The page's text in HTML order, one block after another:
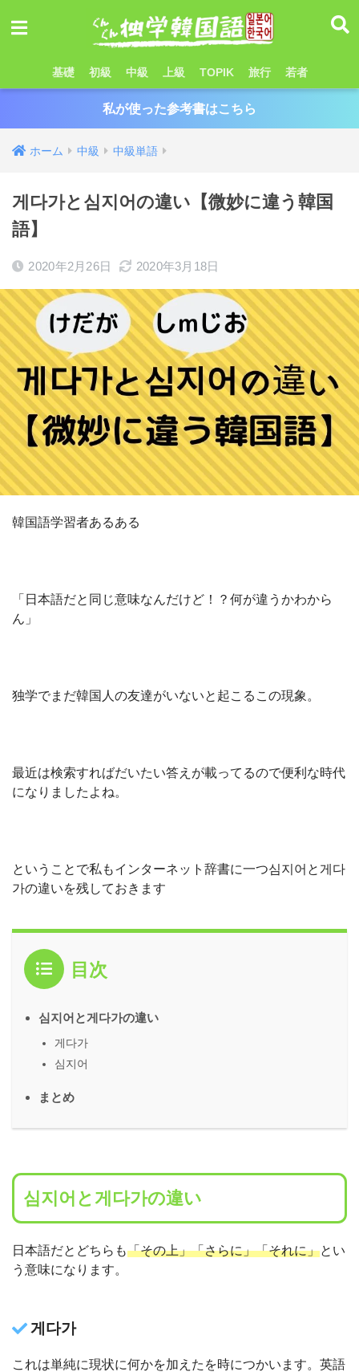
基礎 初級 中級 上級 TOPIK 旅行 若者
私が使った参考書はこちら
ホーム 中級 中級単語
게다가と심지어の違い【微妙に違う韓国
語】
2020年2月26日 2020年3月18日
韓国語学習者あるある
「日本語だと同じ意味なんだけど！？何が違うかわから
ん」
独学でまだ韓国人の友達がいないと起こるこの現象。
最近は検索すればだいたい答えが載ってるので便利な時代
になりましたよね。
ということで私もインターネット辞書に一つ심지어と게다
가の違いを残しておきます
目次
심지어と게다가の違い
게다가
심지어
まとめ
심지어と게다가の違い
日本語だとどちらも「その上」「さらに」「それに」とい
う意味になります。
게다가
これは単純に現状に何かを加えたを時につかいます。英語